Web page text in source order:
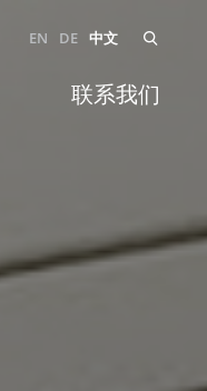
联系我们
EN DE 中文